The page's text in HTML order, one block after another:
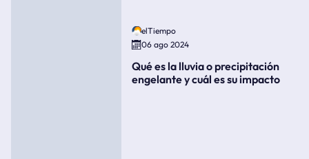
elTiempo
06 ago 2024
Qué es la lluvia o precipitación
engelante y cuál es su impacto